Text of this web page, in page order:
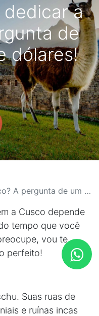
a
de
dólares!
de um milhão de dólares!
a Cusco depende
tempo que você
vou te
perfeito!
Suas ruas de
e ruínas incas